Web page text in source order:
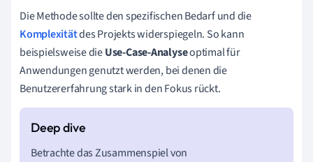
Die Methode sollte den spezifischen Bedarf und die
Komplexitätdes Projekts widerspiegeln. So kann
beispielsweise dieUse-Case-Analyseoptimal für
Anwendungen genutzt werden, bei denen die
Benutzererfahrung stark in den Fokus rückt.
Betrachte das Zusammenspiel von